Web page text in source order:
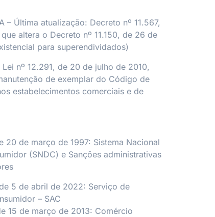
– Última atualização: Decreto nº 11.567,
altera o Decreto nº 11.150, de 26 de
para superendividados)
nº 12.291, de 20 de julho de 2010,
de exemplar do Código de
estabelecimentos comerciais e de
20 de março de 1997: Sistema Nacional
(SNDC) e Sanções administrativas
5 de abril de 2022: Serviço de
– SAC
15 de março de 2013: Comércio